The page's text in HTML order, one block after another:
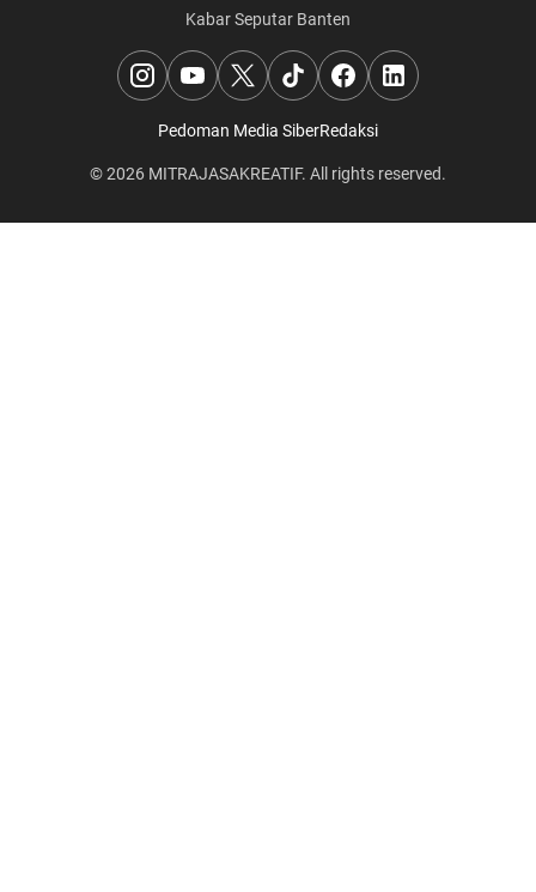
Kabar Seputar Banten
Pedoman Media SiberRedaksi
© 2026 MITRAJASAKREATIF. All rights reserved.